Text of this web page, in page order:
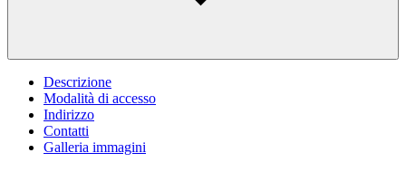
Descrizione
Modalità di accesso
Indirizzo
Contatti
Galleria immagini